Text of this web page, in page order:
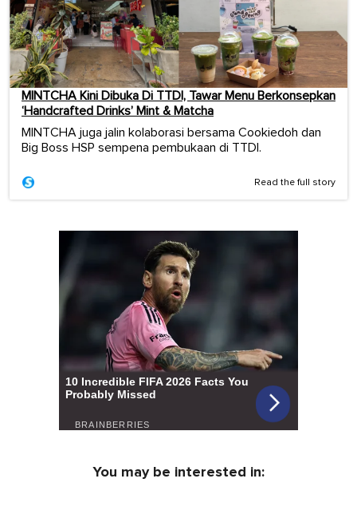
MINTCHA Kini Dibuka Di TTDI, Tawar Menu Berkonsepkan
‘Handcrafted Drinks’ Mint & Matcha
MINTCHA juga jalin kolaborasi bersama Cookiedoh dan
Big Boss HSP sempena pembukaan di TTDI.
Read the full story
You may be interested in: